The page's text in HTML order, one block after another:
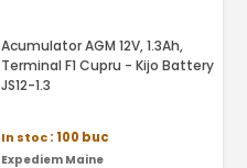
Acumulator AGM 12V, 1.3Ah,
Terminal F1 Cupru - Kijo Battery
JS12-1.3
In stoc: 100 buc
Expediem Maine